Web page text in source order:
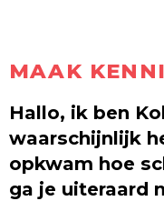
MAAK
Hallo, ik ben
waarschijnlijk
opkwam hoe
ga je uiteraard